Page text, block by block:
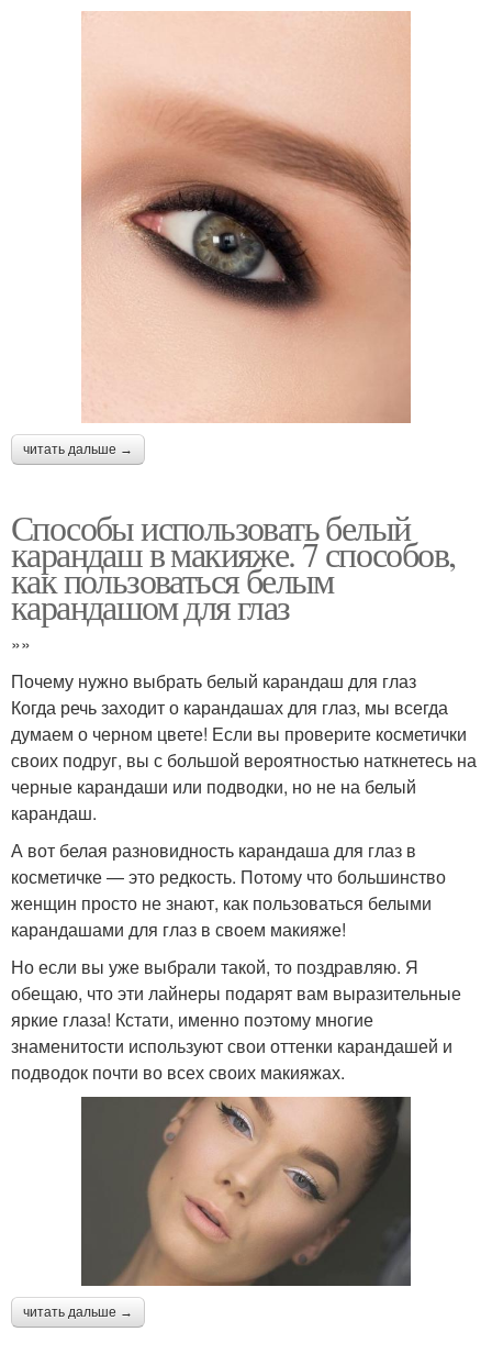
читать дальше →
Способы использовать белый
карандаш в макияже. 7 способов,
как пользоваться белым
карандашом для глаз
»»
Почему нужно выбрать белый карандаш для глаз
Когда речь заходит о карандашах для глаз, мы всегда
думаем о черном цвете! Если вы проверите косметички
своих подруг, вы с большой вероятностью наткнетесь на
черные карандаши или подводки, но не на белый
карандаш.
А вот белая разновидность карандаша для глаз в
косметичке — это редкость. Потому что большинство
женщин просто не знают, как пользоваться белыми
карандашами для глаз в своем макияже!
Но если вы уже выбрали такой, то поздравляю. Я
обещаю, что эти лайнеры подарят вам выразительные
яркие глаза! Кстати, именно поэтому многие
знаменитости используют свои оттенки карандашей и
подводок почти во всех своих макияжах.
читать дальше →